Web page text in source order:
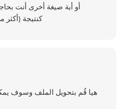
كنتيجة (أكثر من 200 صيغة
هيا قُم بتحويل الملف وسوف